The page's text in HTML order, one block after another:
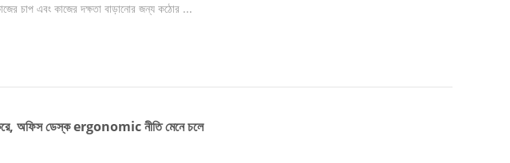
চাপ এবং কাজের দক্ষতা বাড়ানোর জন্য কঠোর ...
অফিস ডেস্ক ergonomic নীতি মেনে চলে